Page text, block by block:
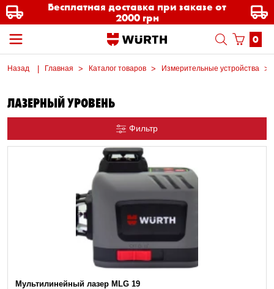
Бесплатная доставка при заказе от
2000 грн
0
Назад Главная Каталог товаров Измерительные устройства
ЛАЗЕРНЫЙ УРОВЕНЬ
Фильтр
Мультилинейный лазер MLG 19